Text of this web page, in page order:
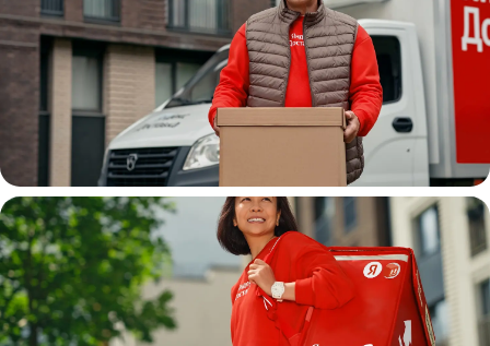
Водитель
грузовой машины